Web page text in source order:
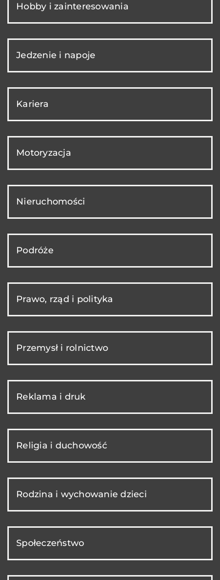
Hobby i zainteresowania
Jedzenie i napoje
Kariera
Motoryzacja
Nieruchomości
Podróże
Prawo, rząd i polityka
Przemysł i rolnictwo
Reklama i druk
Religia i duchowość
Rodzina i wychowanie dzieci
Społeczeństwo